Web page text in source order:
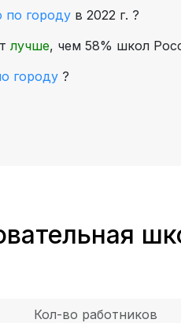
по городу в 2022 г. ?
лучше, чем 58% школ
городу ?
Кол-во работников